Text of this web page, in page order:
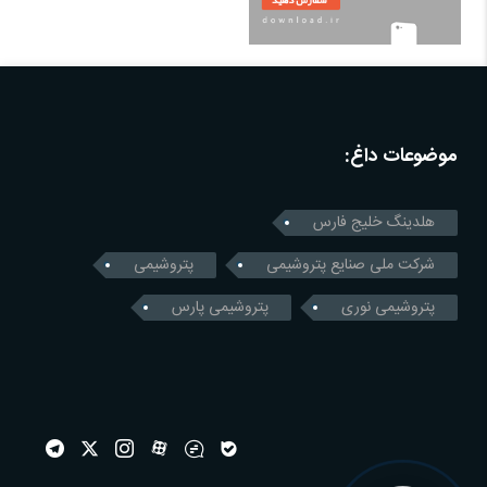
موضوعات داغ:
هلدینگ خلیج فارس
شرکت ملی صنایع پتروشیمی
پتروشیمی
پتروشیمی نوری
پتروشیمی پارس